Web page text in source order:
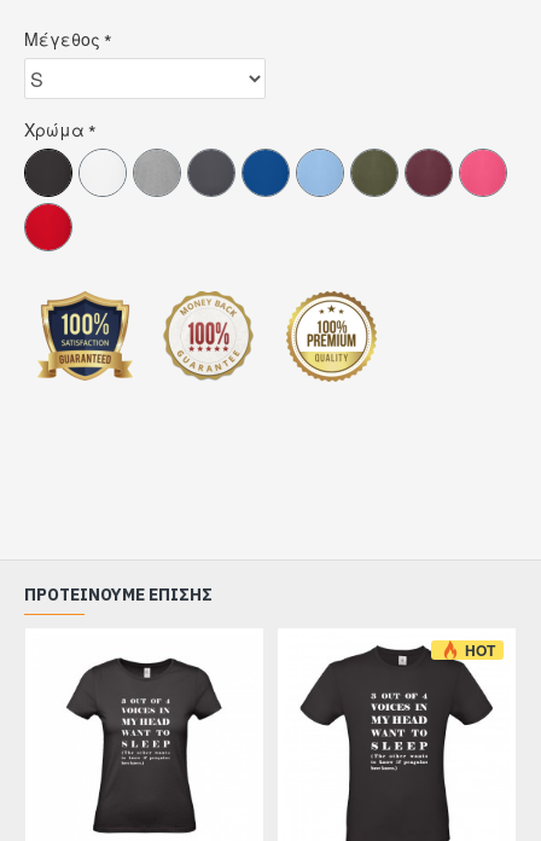
Μέγεθος
Χρώμα
ΠΡΟΤΕΊΝΟΥΜΕ ΕΠΊΣΗΣ
HOT